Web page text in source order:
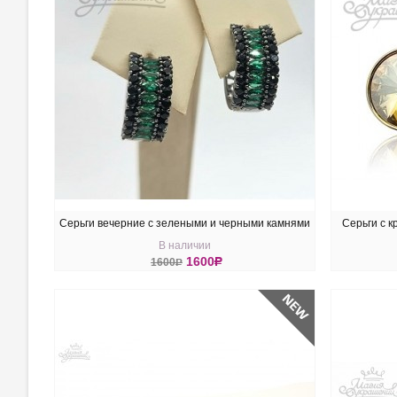
Серьги вечерние с зелеными и черными камнями
В наличии
1600R 1600R
Серьги с